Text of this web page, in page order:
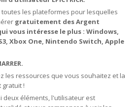
toutes les plateformes pour lesquelles
gratuitement des Argent
vous intéresse le plus : Windows,
Xbox One, Nintendo Switch, Apple
les ressources que vous souhaitez et la
gratuit !
deux éléments, l'utilisateur est